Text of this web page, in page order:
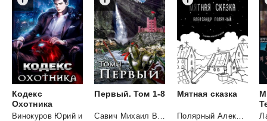
Кодекс
Охотника
Винокуров Юрийи
Первый. Том 1-8 Мятная сказка